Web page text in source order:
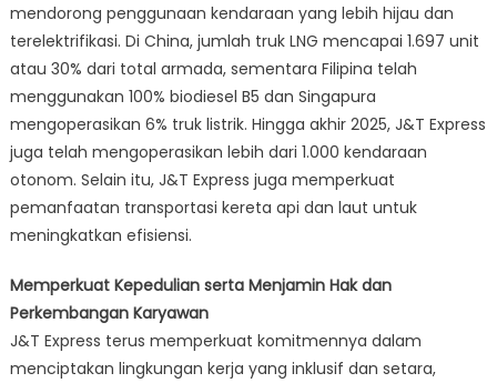
mendorong penggunaan kendaraan yang lebih hijau dan
terelektrifikasi. Di China, jumlah truk LNG mencapai 1.697 unit
atau 30% dari total armada, sementara Filipina telah
menggunakan 100% biodiesel B5 dan Singapura
mengoperasikan 6% truk listrik. Hingga akhir 2025, J&T Express
juga telah mengoperasikan lebih dari 1.000 kendaraan
otonom. Selain itu, J&T Express juga memperkuat
pemanfaatan transportasi kereta api dan laut untuk
meningkatkan efisiensi.
Memperkuat Kepedulian serta Menjamin Hak dan
Perkembangan Karyawan
J&T Express terus memperkuat komitmennya dalam
menciptakan lingkungan kerja yang inklusif dan setara,